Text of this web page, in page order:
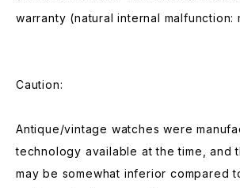
warranty (natural internal malfunction:
Caution:
Antique/vintage watches were
technology available at the time, and
may be somewhat inferior compared